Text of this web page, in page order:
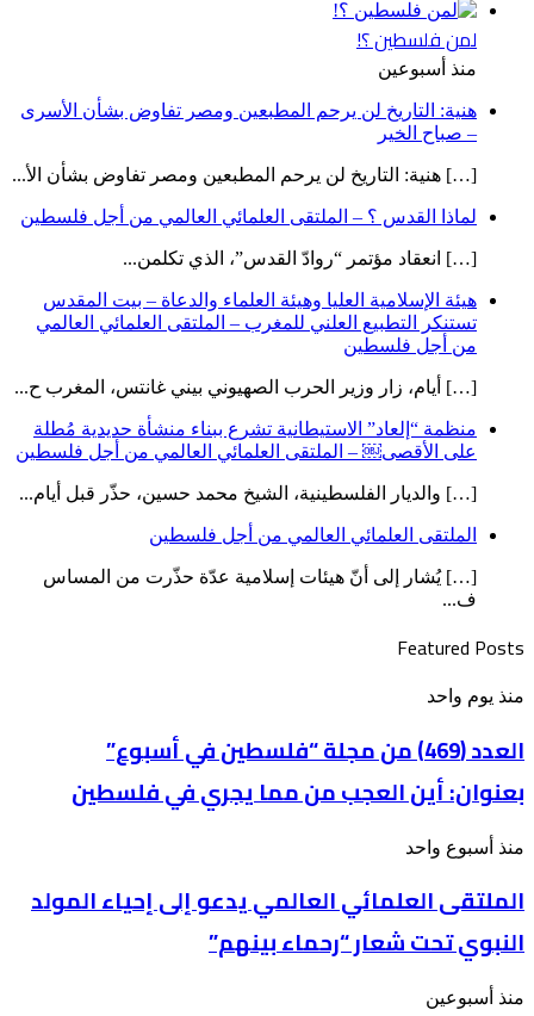
لمن فلسطين ؟!
منذ أسبوعين
هنية: التاريخ لن يرحم المطبعين ومصر تفاوض بشأن الأسرى
– صباح الخير
[…] هنية: التاريخ لن يرحم المطبعين ومصر تفاوض بشأن الأ...
لماذا القدس ؟ – الملتقى العلمائي العالمي من أجل فلسطين
[…] انعقاد مؤتمر “روادّ القدس”، الذي تكلمن...
هيئة الإسلامية العليا وهيئة العلماء والدعاة – بيت المقدس
تستنكر التطبيع العلني للمغرب – الملتقى العلمائي العالمي
من أجل فلسطين
[…] أيام، زار وزير الحرب الصهيوني بيني غانتس، المغرب ح...
منظمة “إلعاد” الاستيطانية تشرع ببناء منشأة حديدية مُطلة
على الأقصى￼ – الملتقى العلمائي العالمي من أجل فلسطين
[…] والديار الفلسطينية، الشيخ محمد حسين، حذّر قبل أيام...
الملتقى العلمائي العالمي من أجل فلسطين
[…] يُشار إلى أنّ هيئات إسلامية عدّة حذّرت من المساس
ف...
Featured Posts
العدد
من
مجلة
“فلسطين
في
بعنوان: أين
من
يجري
فلسطين
منذ يوم واحد
العدد (469) من مجلة “فلسطين في أسبوع”
بعنوان: أين العجب من مما يجري في فلسطين
الملتقى
العالمي
يدعو
إلى
إحياء
المولد
النبوي
منذ أسبوع واحد
الملتقى العلمائي العالمي يدعو إلى إحياء المولد
النبوي تحت شعار “رحماء بينهم”
العدد
منذ أسبوعين